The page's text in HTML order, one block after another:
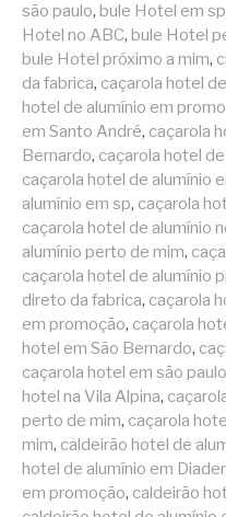
são paulo, bule Hotel em sp
Hotel no ABC, bule Hotel
bule Hotel próximo a mim,
da fabrica, caçarola hotel
hotel de alumínio em
em Santo André, caçarola
Bernardo, caçarola hotel
caçarola hotel de alumínio
alumínio em sp, caçarola
caçarola hotel de alumínio
alumínio perto de mim,
caçarola hotel de alumínio
direto da fabrica, caçarola
em promoção, caçarola
hotel em São Bernardo,
caçarola hotel em são paulo
hotel na Vila Alpina,
perto de mim, caçarola
mim, caldeirão hotel de
hotel de alumínio em
em promoção, caldeirão